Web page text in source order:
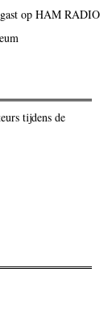
op HAM RADIO
tijdens de